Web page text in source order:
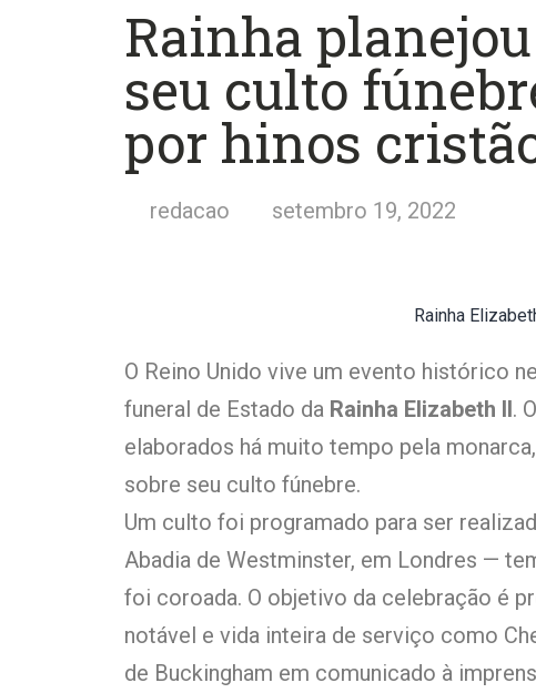
Rainha
seu culto
por hinos
redacao setembro 19, 2022
Rainha
O Reino Unido vive um evento histórico
funeral de Estado da Rainha Elizabeth II.
elaborados há muito tempo pela
sobre seu culto fúnebre.
Um culto foi programado para ser
Abadia de Westminster, em Londres —
foi coroada. O objetivo da celebração é
notável e vida inteira de serviço como
de Buckingham em comunicado à